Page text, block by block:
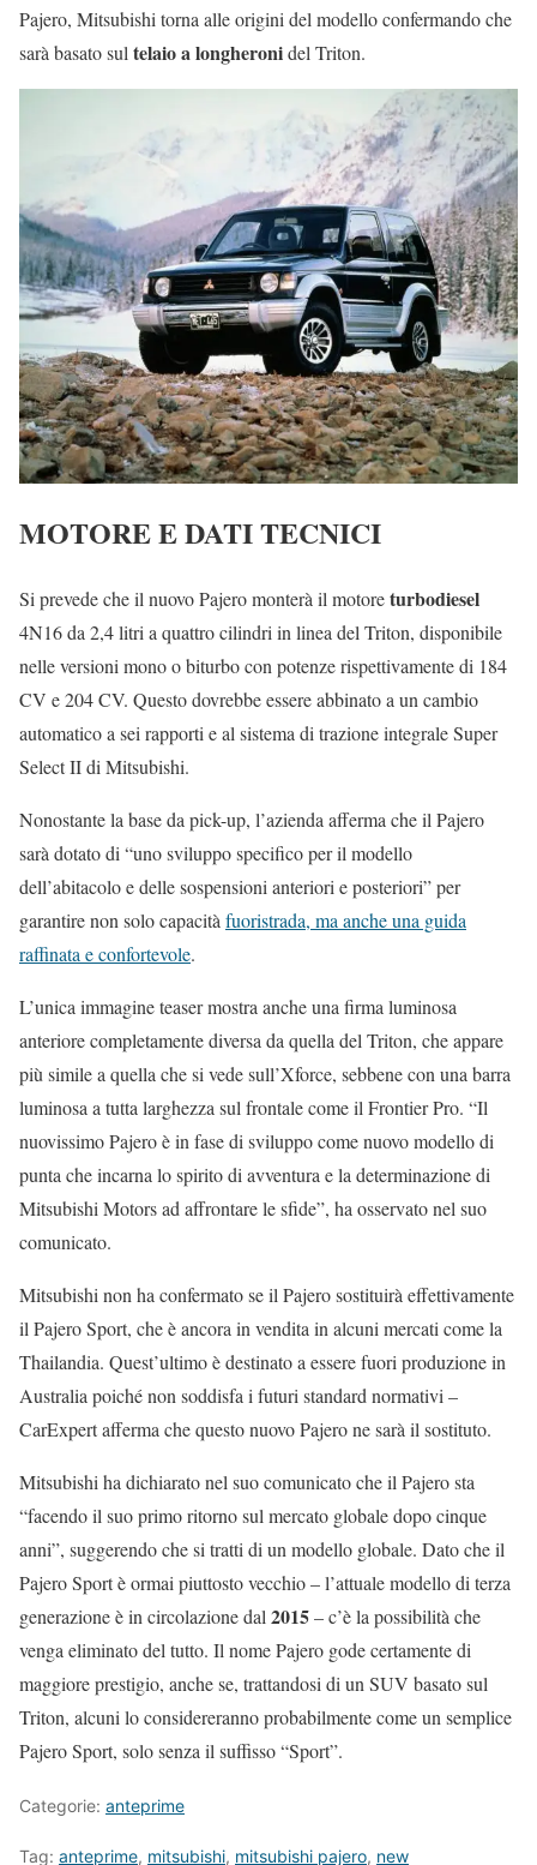
Pajero, Mitsubishi torna alle origini del modello confermando che
sarà basato sultelaio a longheronidel Triton.
MOTORE E DATI TECNICI
Si prevede che il nuovo Pajero monterà il motoreturbodiesel
4N16 da 2,4 litri a quattro cilindri in linea del Triton, disponibile
nelle versioni mono o biturbo con potenze rispettivamente di 184
CV e 204 CV. Questo dovrebbe essere abbinato a un cambio
automatico a sei rapporti e al sistema di trazione integrale Super
Select II di Mitsubishi.
Nonostante la base da pick-up, l’azienda afferma che il Pajero
sarà dotato di “uno sviluppo specifico per il modello
dell’abitacolo e delle sospensioni anteriori e posteriori” per
garantire non solo capacità fuoristrada, ma anche una guida
raffinata e confortevole.
L’unica immagine teaser mostra anche una firma luminosa
anteriore completamente diversa da quella del Triton, che appare
più simile a quella che si vede sull’Xforce, sebbene con una barra
luminosa a tutta larghezza sul frontale come il Frontier Pro. “Il
nuovissimo Pajero è in fase di sviluppo come nuovo modello di
punta che incarna lo spirito di avventura e la determinazione di
Mitsubishi Motors ad affrontare le sfide”, ha osservato nel suo
comunicato.
Mitsubishi non ha confermato se il Pajero sostituirà effettivamente
il Pajero Sport, che è ancora in vendita in alcuni mercati come la
Thailandia. Quest’ultimo è destinato a essere fuori produzione in
Australia poiché non soddisfa i futuri standard normativi –
CarExpert afferma che questo nuovo Pajero ne sarà il sostituto.
Mitsubishi ha dichiarato nel suo comunicato che il Pajero sta
“facendo il suo primo ritorno sul mercato globale dopo cinque
anni”, suggerendo che si tratti di un modello globale. Dato che il
Pajero Sport è ormai piuttosto vecchio – l’attuale modello di terza
generazione è in circolazione dal 2015– c’è la possibilità che
venga eliminato del tutto. Il nome Pajero gode certamente di
maggiore prestigio, anche se, trattandosi di un SUV basato sul
Triton, alcuni lo considereranno probabilmente come un semplice
Pajero Sport, solo senza il suffisso “Sport”.
Categorie: anteprime
Tag: anteprime, mitsubishi, mitsubishi pajero, new